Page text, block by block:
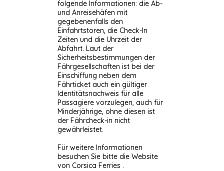
folgende Informationen: die Ab-
und Anreisehäfen mit
gegebenenfalls den
Einfahrtstoren, die Check-In
Zeiten und die Uhrzeit der
Abfahrt. Laut der
Sicherheitsbestimmungen der
Fährgesellschaften ist bei der
Einschiffung neben dem
Fährticket auch ein gültiger
Identitätsnachweis für alle
Passagiere vorzulegen, auch für
Minderjährige, ohne diesen ist
der Fährcheck-in nicht
gewährleistet.
Für weitere Informationen
besuchen Sie bitte die Website
von Corsica Ferries .